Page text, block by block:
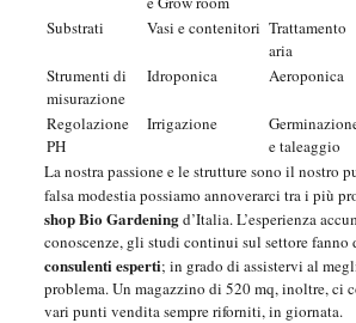
Substrati Vasi e contenitori Trattamento
aria
Strumenti di
misurazione
Idroponica Aeroponica
Regolazione
PH
Irrigazione
e taleaggio
La nostra passione e le strutture sono il nostro
falsa modestia possiamo annoverarci tra i più
shop Bio Gardeningd’Italia. L’esperienza
conoscenze, gli studi continui sul settore fanno
consulenti esperti; in grado di assistervi al
problema. Un magazzino di 520 mq, inoltre, ci
vari punti vendita sempre riforniti, in giornata.